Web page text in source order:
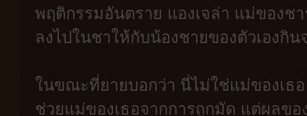
พฤติกรรมอันตราย แองเจล่า แม่ของช
ลงไปในชาให้กับน้องชายของตัวเองกิ
ในขณะที่ยายบอกว่า นี่ไม่ใช่แม่ของเธ
ช่วยแม่ของเธอจากการถูกมัด แต่ผลข